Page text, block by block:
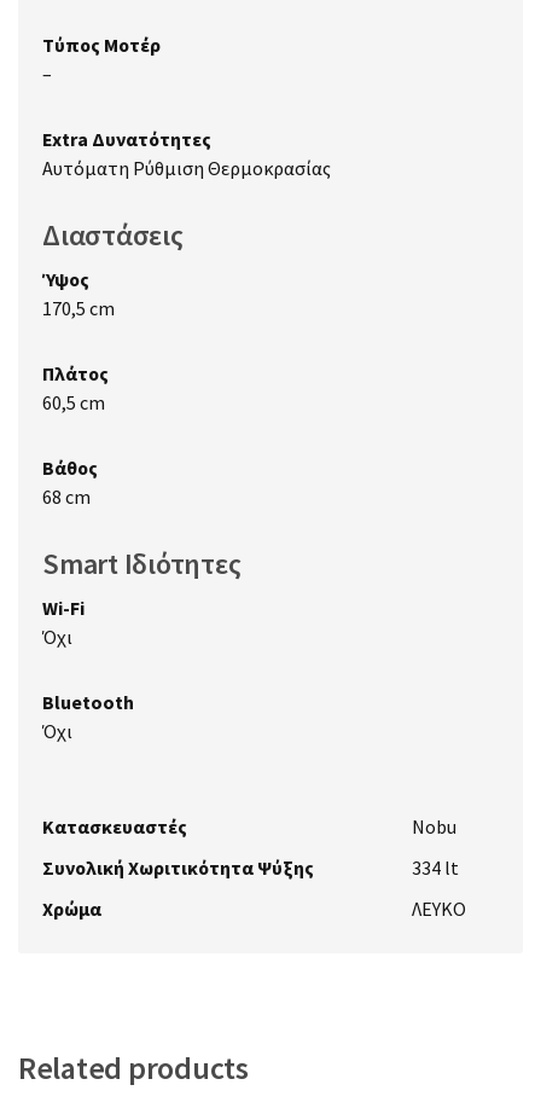
Τύπος Μοτέρ
–
Extra Δυνατότητες
Αυτόματη Ρύθμιση Θερμοκρασίας
Διαστάσεις
Ύψος
170,5 cm
Πλάτος
60,5 cm
Βάθος
68 cm
Smart Ιδιότητες
Wi-Fi
Όχι
Bluetooth
Όχι
Κατασκευαστές
Nobu
Συνολική Χωριτικότητα Ψύξης
334 lt
Χρώμα
ΛΕΥΚΟ
Related products